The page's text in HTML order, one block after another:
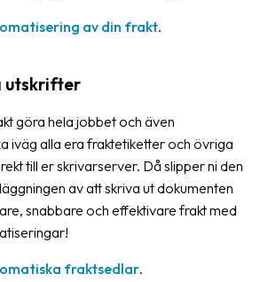
av din frakt.
utskrifter
göra hela jobbet och även
iväg alla era fraktetiketter och övriga
till er skrivarserver. Då slipper ni den
av att skriva ut dokumenten
snabbare och effektivare frakt med
fraktsedlar.